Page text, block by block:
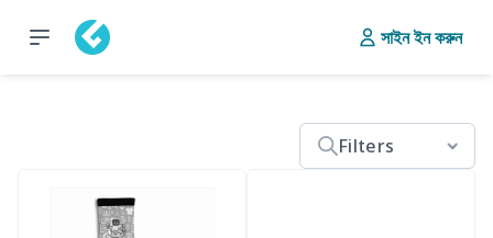
সাইন ইন করুন
Filters